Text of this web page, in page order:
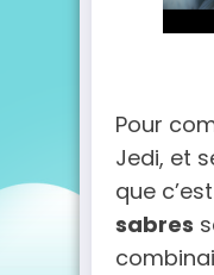
Pour
Jedi, et
que
sabres